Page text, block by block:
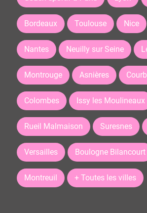
Bordeaux Toulouse Nice
Nantes Neuilly sur Seine
Montrouge Asnières
Colombes Issy les Moulineaux
Rueil Malmaison Suresnes
Versailles Boulogne Bilancourt
Montreuil + Toutes les villes